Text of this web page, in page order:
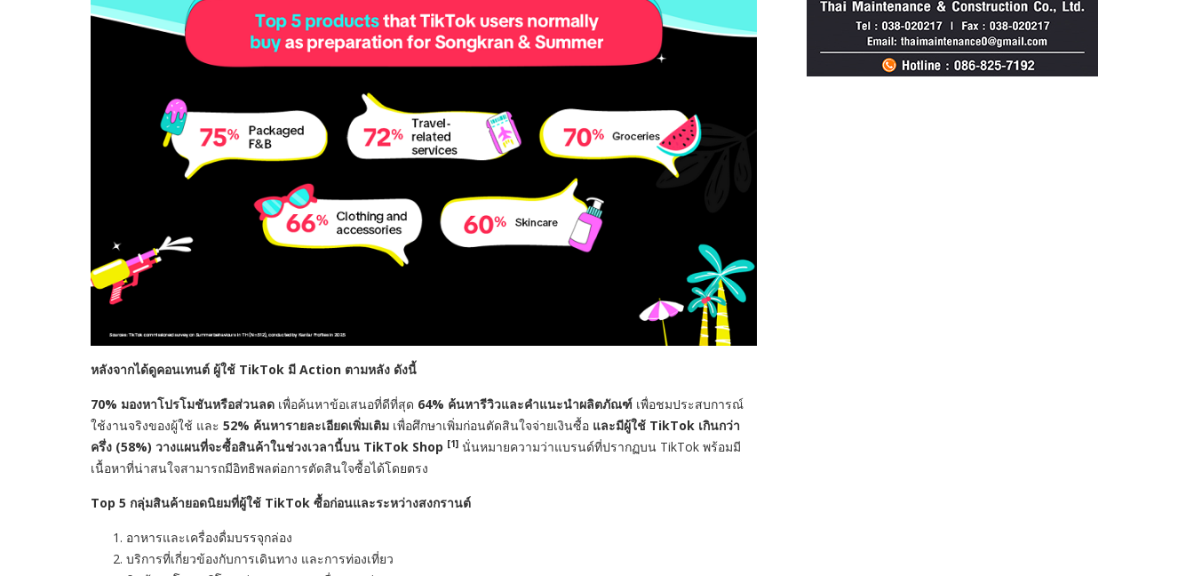
หลังจากได้ดูคอนเทนต์ ผู้ใช้ TikTok มี Action ตามหลัง ดังนี้
70% มองหาโปรโมชันหรือส่วนลด เพื่อค้นหาข้อเสนอที่ดีที่สุด 64% ค้นหารีวิวและคำแนะนำผลิตภัณฑ์ เพื่อชมประสบการณ์
ใช้งานจริงของผู้ใช้ และ 52% ค้นหารายละเอียดเพิ่มเติม เพื่อศึกษาเพิ่มก่อนตัดสินใจจ่ายเงินซื้อ และมีผู้ใช้ TikTok เกินกว่า
ครึ่ง (58%) วางแผนที่จะซื้อสินค้าในช่วงเวลานี้บน TikTok Shop [1] นั่นหมายความว่าแบรนด์ที่ปรากฏบน TikTok พร้อมมี
เนื้อหาที่น่าสนใจสามารถมีอิทธิพลต่อการตัดสินใจซื้อได้โดยตรง
Top 5 กลุ่มสินค้ายอดนิยมที่ผู้ใช้ TikTok ซื้อก่อนและระหว่างสงกรานต์
อาหารและเครื่องดื่มบรรจุกล่อง
บริการที่เกี่ยวข้องกับการเดินทาง และการท่องเที่ยว